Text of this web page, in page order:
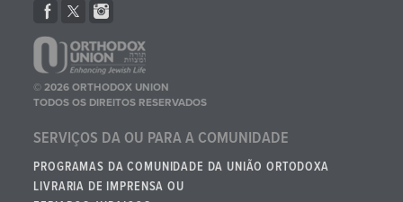
© 2026 ORTHODOX UNION
TODOS OS DIREITOS RESERVADOS
SERVIÇOS DA OU PARA A COMUNIDADE
PROGRAMAS DA COMUNIDADE DA UNIÃO ORTODOXA
LIVRARIA DE IMPRENSA OU